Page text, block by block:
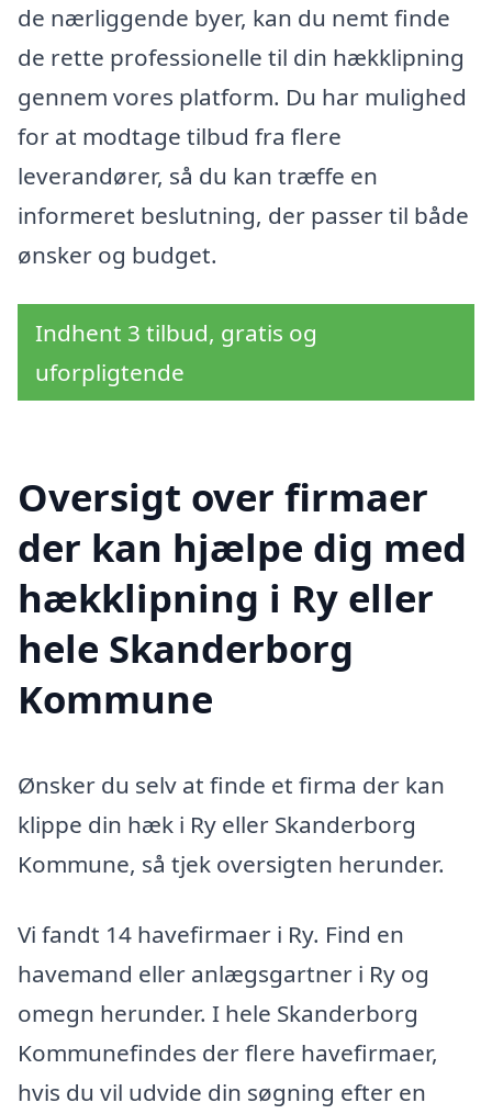
de nærliggende byer, kan du nemt finde
de rette professionelle til din hækklipning
gennem vores platform. Du har mulighed
for at modtage tilbud fra flere
leverandører, så du kan træffe en
informeret beslutning, der passer til både
ønsker og budget.
Indhent 3 tilbud, gratis og
uforpligtende
Oversigt over firmaer
der kan hjælpe dig med
hækklipning i Ry eller
hele Skanderborg
Kommune
Ønsker du selv at finde et firma der kan
klippe din hæk i Ry eller Skanderborg
Kommune, så tjek oversigten herunder.
Vi fandt 14 havefirmaer i Ry. Find en
havemand eller anlægsgartner i Ry og
omegn herunder. I hele Skanderborg
Kommunefindes der flere havefirmaer,
hvis du vil udvide din søgning efter en